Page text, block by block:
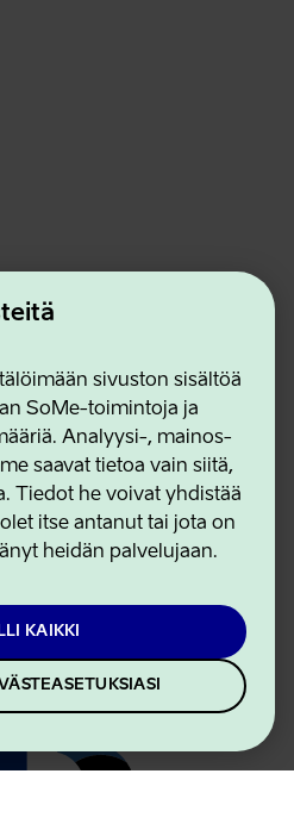
sivuston sisältöä
SoMe-toimintoja ja
Analyysi-, mainos-
saavat tietoa vain siitä,
Tiedot he voivat yhdistää
itse antanut tai jota on
heidän palvelujaan.
KAIKKI
Agency